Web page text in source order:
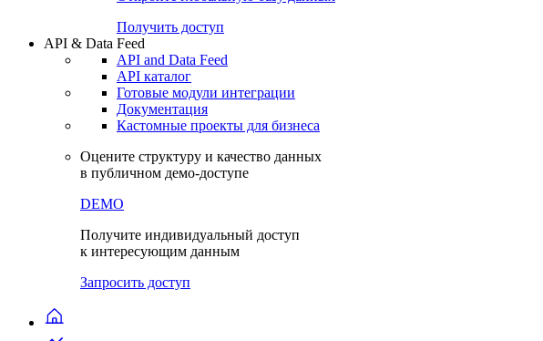
Попробуйте7-дневный
Откройте глобальную базу данных
Получить доступ
API & Data Feed
API and Data Feed
API каталог
Документация
Кастомные проекты для бизнеса
Оцените структуру и качество данных
в публичном демо-доступе
DEMO
Получите индивидуальный доступ